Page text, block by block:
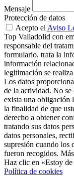
Mensaje
Protección de datos
Acepto el Aviso
Top Valladolid con
responsable del
formulario, trata la
información
legitimación se
Los datos
de la actividad. No se
exista una obligación
la finalidad de que
derecho a obtener
tratando sus datos
datos personales,
supresión cuando los
fueron recogidos.
Haz clic en «Estoy
Política de cookies